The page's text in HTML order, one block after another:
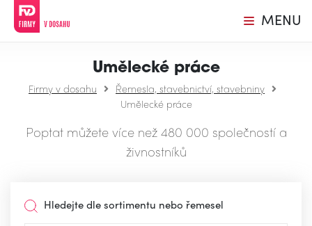
MENU
Umělecké práce
Firmy v dosahu
Řemesla, stavebnictví, stavebniny
Umělecké práce
Poptat můžete více než 480 000 společností a
živnostníků
Hledejte dle sortimentu nebo řemesel